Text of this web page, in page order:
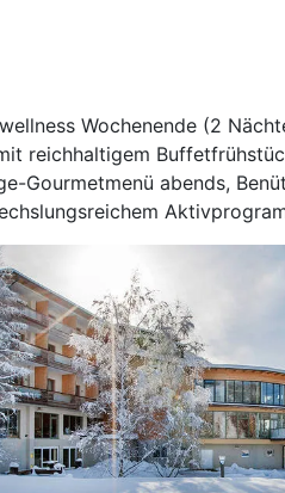
Wochenende (2
reichhaltigem
Gourmetmenü abends,